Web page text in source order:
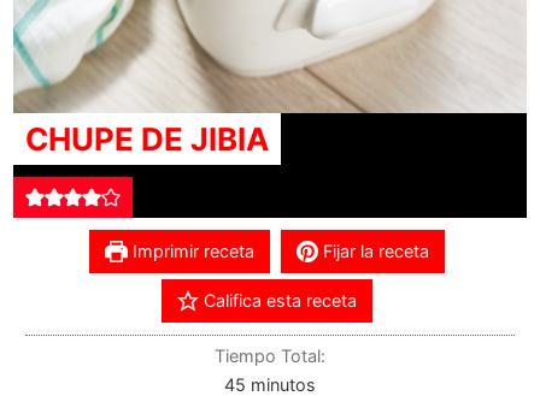
CHUPE DE JIBIA
Imprimir receta Fijar la receta
Califica esta receta
Tiempo Total:
45 minutos